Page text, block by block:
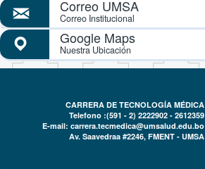
Correo UMSA
Correo Institucional
Google Maps
Nuestra Ubicación
CARRERA DE TECNOLOGÍA MÉDICA
Telefono :(591 - 2) 2222902 - 2612359
E-mail: carrera.tecmedica@umsalud.edu.bo
Av. Saavedraa #2246, FMENT - UMSA